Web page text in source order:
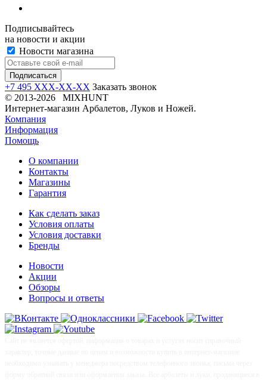
Подписывайтесь
на новости и акции
Новости магазина
+7 495 XXX-XX-XX Заказать звонок
© 2013-2026 MIXHUNT
Интернет-магазин Арбалетов, Луков и Ножей.
Компания
Информация
Помощь
О компании
Контакты
Магазины
Гарантия
Как сделать заказ
Условия оплаты
Условия доставки
Бренды
Новости
Акции
Обзоры
Вопросы и ответы